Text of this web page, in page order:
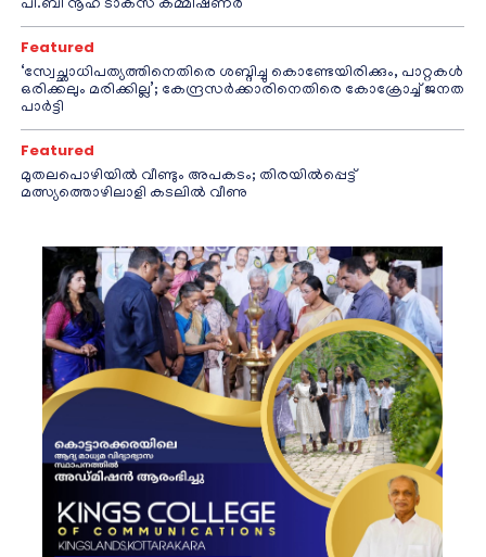
പി.ബി നൂഹ് ടാക്‌സ് കമ്മീഷണര്‍
Featured
‘സ്വേച്ഛാധിപത്യത്തിനെതിരെ ശബ്ദിച്ചു കൊണ്ടേയിരിക്കും, പാറ്റകൾ
ഒരിക്കലും മരിക്കില്ല’; കേന്ദ്രസർക്കാരിനെതിരെ കോക്രോച്ച് ജനത
പാർട്ടി
Featured
മുതലപൊഴിയിൽ വീണ്ടും അപകടം; തിരയിൽപ്പെട്ട്
മത്സ്യത്തൊഴിലാളി കടലിൽ വീണു